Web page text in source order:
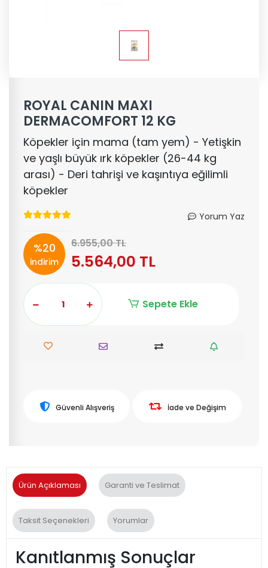
ROYAL CANIN MAXI
DERMACOMFORT 12 KG
Köpekler için mama (tam yem) - Yetişkin
ve yaşlı büyük ırk köpekler (26-44 kg
arası) - Deri tahrişi ve kaşıntıya eğilimli
köpekler
Yorum Yaz
%20
indirim
6.955,00 TL
5.564,00 TL
Sepete Ekle
Güvenli Alışveriş İade ve Değişim
Ürün Açıklaması Garanti ve Teslimat
Taksit Seçenekleri Yorumlar
Kanıtlanmış Sonuçlar